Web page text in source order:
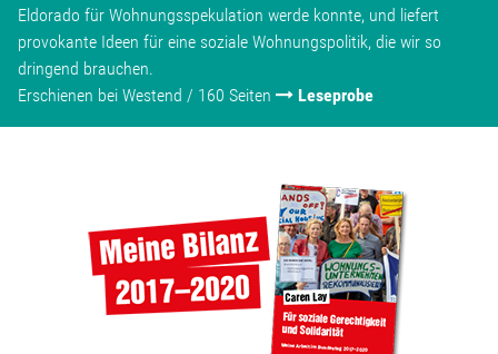
Eldorado für Wohnungsspekulation werde konnte, und liefert
provokante Ideen für eine soziale Wohnungspolitik, die wir so
dringend brauchen.
Erschienen bei Westend / 160 Seiten
Leseprobe